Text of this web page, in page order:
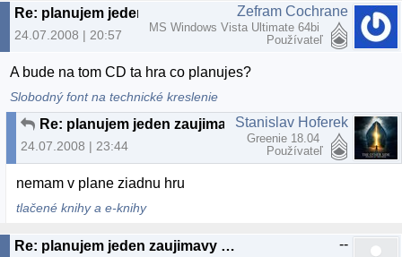
24.07.2008 | 20:57
Zefram Cochrane
MS Windows Vista Ultimate 64bi
Používateľ
A bude na tom CD ta hra co planujes?
Slobodný font na technické kreslenie
Re: planujem jeden zaujimavy projekt...
24.07.2008 | 23:44
Stanislav Hoferek
Greenie 18.04
Používateľ
nemam v plane ziadnu hru
tlačené knihy a e-knihy
Re: planujem jeden zaujimavy projekt... --